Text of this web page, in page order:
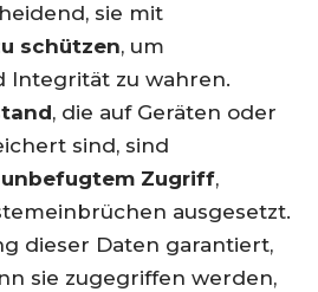
sie mit
schützen, um
Integrität zu wahren.
, die auf Geräten oder
sind, sind
unbefugtem Zugriff,
ausgesetzt.
dieser Daten garantiert,
sie zugegriffen werden,